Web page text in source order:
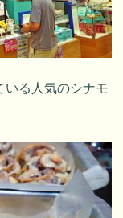
いる人気のシナモ